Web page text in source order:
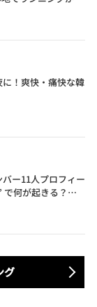
！爽快・痛快な韓
ー11人プロフィー
何が起きる？地
グ